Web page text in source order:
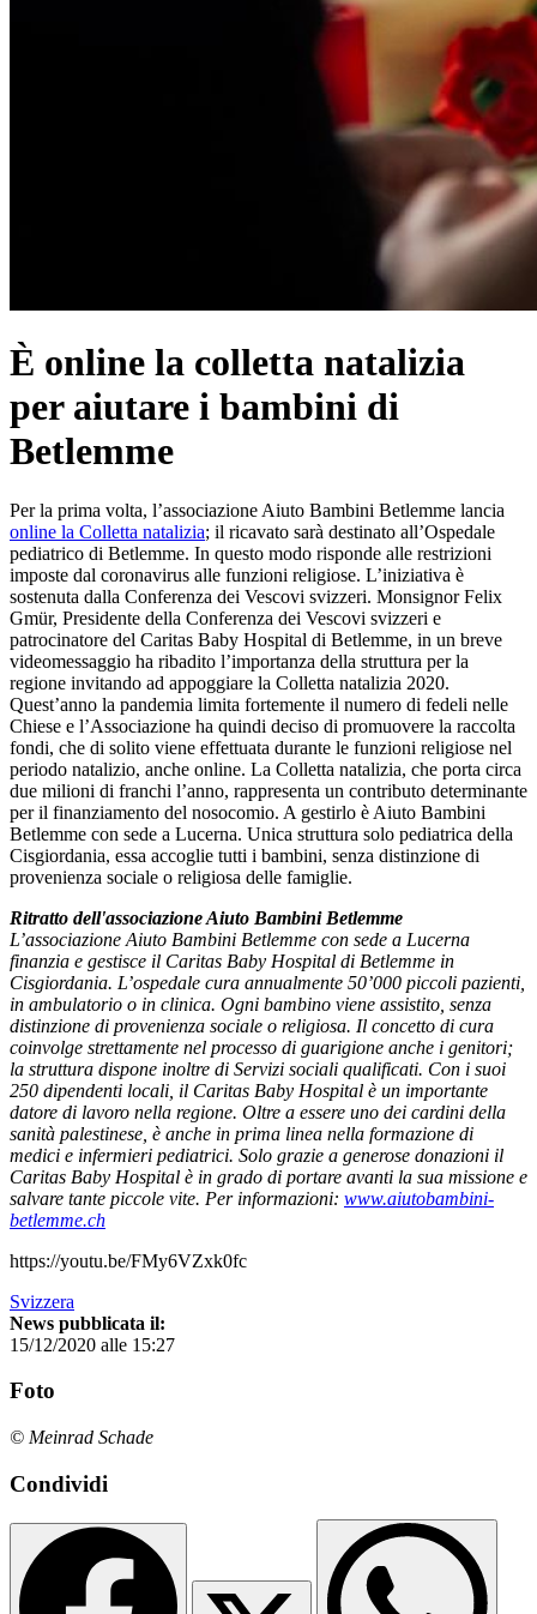
È online la colletta natalizia
per aiutare i bambini di
Betlemme
Per la prima volta, l’associazione Aiuto Bambini Betlemme lancia
online la Colletta natalizia; il ricavato sarà destinato all’Ospedale
pediatrico di Betlemme. In questo modo risponde alle restrizioni
imposte dal coronavirus alle funzioni religiose. L’iniziativa è
sostenuta dalla Conferenza dei Vescovi svizzeri. Monsignor Felix
Gmür, Presidente della Conferenza dei Vescovi svizzeri e
patrocinatore del Caritas Baby Hospital di Betlemme, in un breve
videomessaggio ha ribadito l’importanza della struttura per la
regione invitando ad appoggiare la Colletta natalizia 2020.
Quest’anno la pandemia limita fortemente il numero di fedeli nelle
Chiese e l’Associazione ha quindi deciso di promuovere la raccolta
fondi, che di solito viene effettuata durante le funzioni religiose nel
periodo natalizio, anche online. La Colletta natalizia, che porta circa
due milioni di franchi l’anno, rappresenta un contributo determinante
per il finanziamento del nosocomio. A gestirlo è Aiuto Bambini
Betlemme con sede a Lucerna. Unica struttura solo pediatrica della
Cisgiordania, essa accoglie tutti i bambini, senza distinzione di
provenienza sociale o religiosa delle famiglie.
Ritratto dell'associazione Aiuto Bambini Betlemme
L’associazione Aiuto Bambini Betlemme con sede a Lucerna
finanzia e gestisce il Caritas Baby Hospital di Betlemme in
Cisgiordania. L’ospedale cura annualmente 50’000 piccoli pazienti,
in ambulatorio o in clinica. Ogni bambino viene assistito, senza
distinzione di provenienza sociale o religiosa. Il concetto di cura
coinvolge strettamente nel processo di guarigione anche i genitori;
la struttura dispone inoltre di Servizi sociali qualificati. Con i suoi
250 dipendenti locali, il Caritas Baby Hospital è un importante
datore di lavoro nella regione. Oltre a essere uno dei cardini della
sanità palestinese, è anche in prima linea nella formazione di
medici e infermieri pediatrici. Solo grazie a generose donazioni il
Caritas Baby Hospital è in grado di portare avanti la sua missione e
salvare tante piccole vite. Per informazioni: www.aiutobambini-
betlemme.ch
https://youtu.be/FMy6VZxk0fc
Svizzera
News pubblicata il:
15/12/2020 alle 15:27
Foto
© Meinrad Schade
Condividi